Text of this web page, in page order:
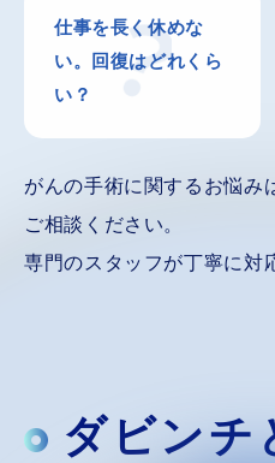
仕事を長く休めな
い。
回復はどれくら
い？
がんの手術に関するお悩み
ご相談ください。
専門のスタッフが丁寧に対
ダビンチ